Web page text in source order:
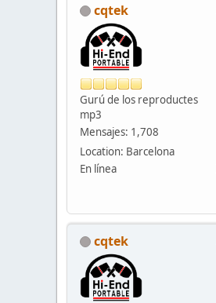
cqtek
Gurú de los reproductes
mp3
Mensajes: 1,708
Location: Barcelona
En línea
cqtek